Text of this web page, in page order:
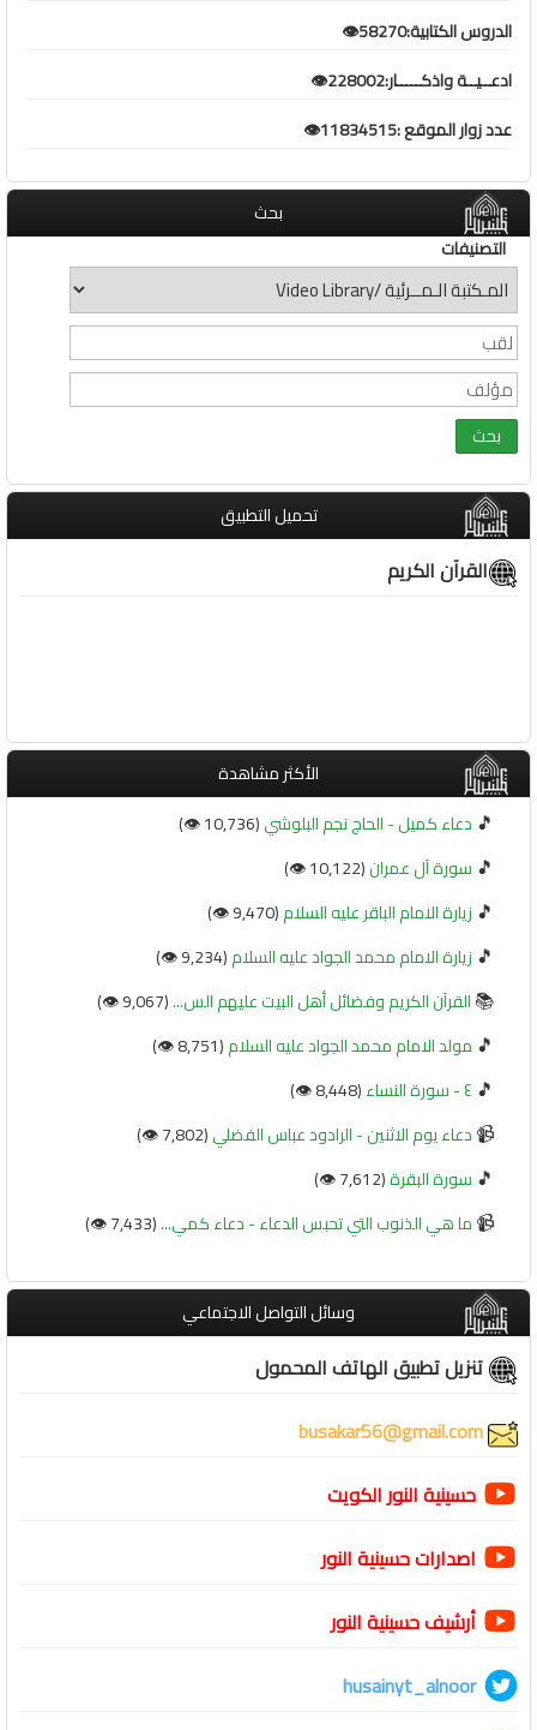
الدروس الكتابية:58270👁️
ادعــيــة واذكـــــار:228002👁️
عدد زوار الموقع :11834515👁️
بحث
التصنيفات
تحميل التطبيق
القرآن الكريم
الأكثر مشاهدة
🎵 دعاء كميل - الحاج نجم البلوشي(10,736 👁️)
🎵 سورة آل عمران(10,122 👁️)
🎵 زيارة الامام الباقر عليه السلام(9,470 👁️)
🎵 زيارة الامام محمد الجواد عليه السلام(9,234 👁️)
📚القرآن الكريم وفضائل أهل البيت عليهم الس...(9,067 👁️)
🎵 مولد الامام محمد الجواد عليه السلام(8,751 👁️)
🎵 ٤ - سورة النساء (8,448 👁️)
📹دعاء يوم الاثنين - الرادود عباس الفضلي(7,802 👁️)
🎵 سورة البقرة(7,612 👁️)
📹ما هي الذنوب التي تحبس الدعاء - دعاء كمي...(7,433 👁️)
وسائل التواصل الاجتماعي
تنزيل تطبيق الهاتف المحمول
حسينية النور الكويت
اصدارات حسينية النور
أرشيف حسينية النور
husainyt_alnoor